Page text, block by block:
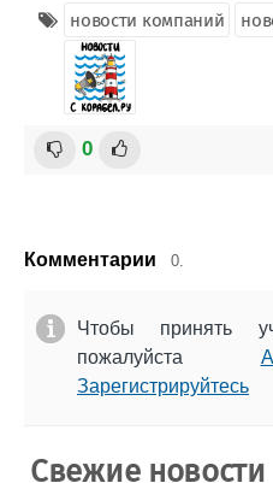
новости компаний
0
Комментарии 0.
Чтобы принять
пожалуйста
Зарегистрируйтесь
Свежие новости